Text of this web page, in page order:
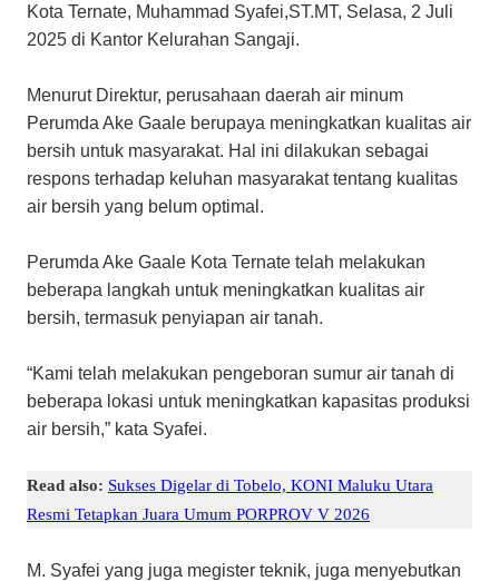
Kota Ternate, Muhammad Syafei,ST.MT, Selasa, 2 Juli
2025 di Kantor Kelurahan Sangaji.
Menurut Direktur, perusahaan daerah air minum
Perumda Ake Gaale berupaya meningkatkan kualitas air
bersih untuk masyarakat. Hal ini dilakukan sebagai
respons terhadap keluhan masyarakat tentang kualitas
air bersih yang belum optimal.
Perumda Ake Gaale Kota Ternate telah melakukan
beberapa langkah untuk meningkatkan kualitas air
bersih, termasuk penyiapan air tanah.
“Kami telah melakukan pengeboran sumur air tanah di
beberapa lokasi untuk meningkatkan kapasitas produksi
air bersih,” kata Syafei.
Read also: Sukses Digelar di Tobelo, KONI Maluku Utara
Resmi Tetapkan Juara Umum PORPROV V 2026
M. Syafei yang juga megister teknik, juga menyebutkan